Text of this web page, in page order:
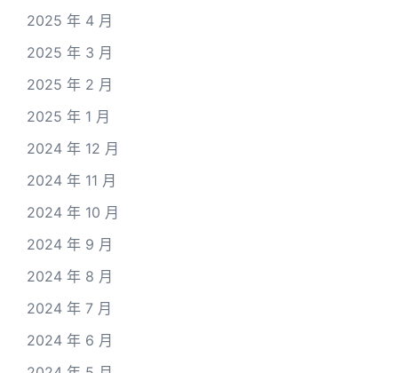
2025 年 4 月
2025 年 3 月
2025 年 2 月
2025 年 1 月
2024 年 12 月
2024 年 11 月
2024 年 10 月
2024 年 9 月
2024 年 8 月
2024 年 7 月
2024 年 6 月